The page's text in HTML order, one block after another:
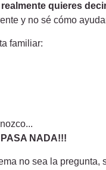
quieres
y no sé cómo
familiar:
PASA NADA!!!
no sea la pregunta,